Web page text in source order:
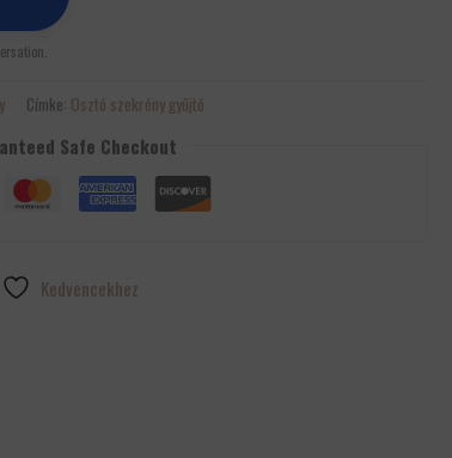
Címke: Osztó szekrény gyűjtő
Safe Checkout
Kedvencekhez